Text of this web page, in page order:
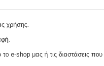
χρήσης.
e-shop μας ή τις διαστάσεις που